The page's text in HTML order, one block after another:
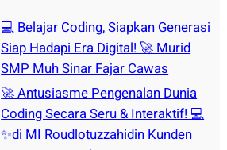
💻 Belajar Coding, Siapkan Generasi
Siap Hadapi Era Digital! 🚀 Murid
SMP Muh Sinar Fajar Cawas
🚀 Antusiasme Pengenalan Dunia
Coding Secara Seru & Interaktif! 💻
✨di MI Roudlotuzzahidin Kunden